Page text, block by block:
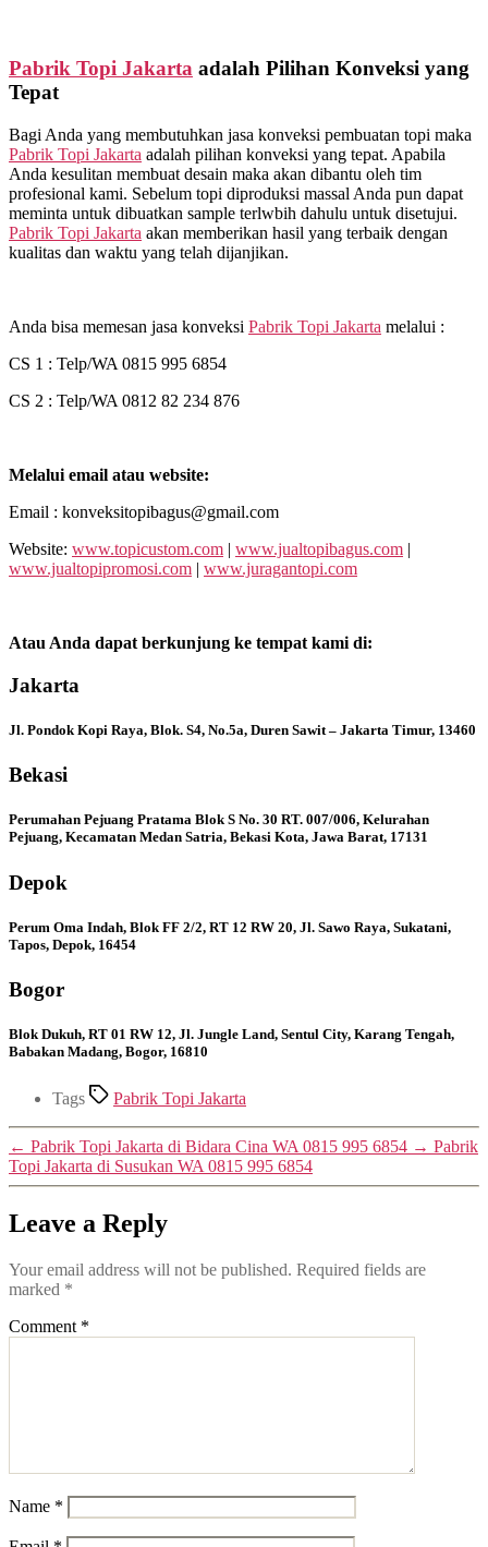
Pabrik Topi Jakarta adalah Pilihan Konveksi yang
Tepat
Bagi Anda yang membutuhkan jasa konveksi pembuatan topi maka
Pabrik Topi Jakarta adalah pilihan konveksi yang tepat. Apabila
Anda kesulitan membuat desain maka akan dibantu oleh tim
profesional kami. Sebelum topi diproduksi massal Anda pun dapat
meminta untuk dibuatkan sample terlwbih dahulu untuk disetujui.
Pabrik Topi Jakarta akan memberikan hasil yang terbaik dengan
kualitas dan waktu yang telah dijanjikan.
Anda bisa memesan jasa konveksi Pabrik Topi Jakarta melalui :
CS 1 : Telp/WA 0815 995 6854
CS 2 : Telp/WA 0812 82 234 876
Melalui email atau website:
Email : konveksitopibagus@gmail.com
Website: www.topicustom.com | www.jualtopibagus.com |
www.jualtopipromosi.com | www.juragantopi.com
Atau Anda dapat berkunjung ke tempat kami di:
Jakarta
Jl. Pondok Kopi Raya, Blok. S4, No.5a, Duren Sawit – Jakarta Timur, 13460
Bekasi
Perumahan Pejuang Pratama Blok S No. 30 RT. 007/006, Kelurahan
Pejuang, Kecamatan Medan Satria, Bekasi Kota, Jawa Barat, 17131
Depok
Perum Oma Indah, Blok FF 2/2, RT 12 RW 20, Jl. Sawo Raya, Sukatani,
Tapos, Depok, 16454
Bogor
Blok Dukuh, RT 01 RW 12, Jl. Jungle Land, Sentul City, Karang Tengah,
Babakan Madang, Bogor, 16810
Tags Pabrik Topi Jakarta
← Pabrik Topi Jakarta di Bidara Cina WA 0815 995 6854 → Pabrik
Topi Jakarta di Susukan WA 0815 995 6854
Leave a Reply
Your email address will not be published. Required fields are
marked *
Comment *
Name *